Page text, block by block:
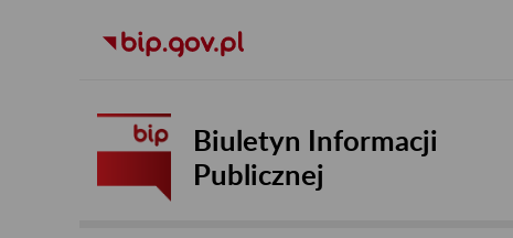
Biuletyn Informacji
Publicznej